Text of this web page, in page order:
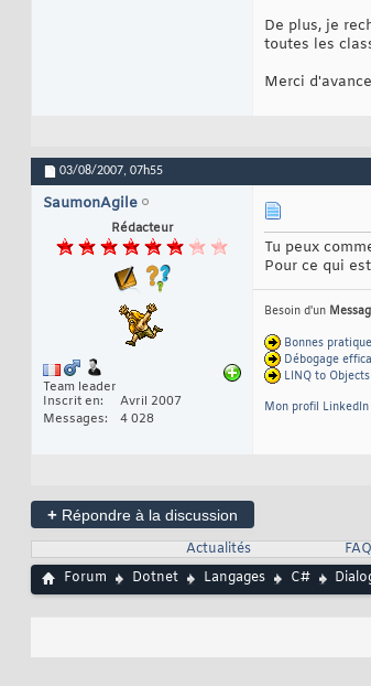
De plus, je
toutes les
Merci
03/08/2007, 07h55
SaumonAgile
Rédacteur
Team leader
Inscrit en
Avril 2007
Messages
4 028
Tu peux
Pour ce qui
Besoin d'un
Bonnes
Débogage
LINQ to
Mon profil LinkedIn
+ Répondre à la discussion
Actualités
Forum
Dotnet Langages C#